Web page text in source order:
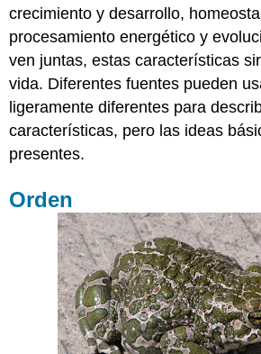
los
Estímulos
Reproducción
Crecimiento
Desarrollo
Homeostasis
y
Procesamiento
Energía
Referencias
crecimiento y desarrollo,
procesamiento energético y
ven juntas, estas características
vida. Diferentes fuentes pueden
ligeramente diferentes para
características, pero las ideas
presentes.
Orden